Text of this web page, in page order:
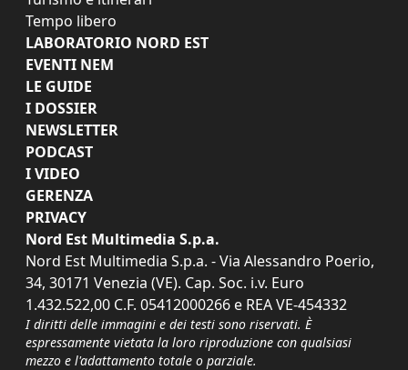
Tempo libero
LABORATORIO NORD EST
EVENTI NEM
LE GUIDE
I DOSSIER
NEWSLETTER
PODCAST
I VIDEO
GERENZA
PRIVACY
Nord Est Multimedia S.p.a.
Nord Est Multimedia S.p.a. - Via Alessandro Poerio,
34, 30171 Venezia (VE). Cap. Soc. i.v. Euro
1.432.522,00 C.F. 05412000266 e REA VE-454332
I diritti delle immagini e dei testi sono riservati. È
espressamente vietata la loro riproduzione con qualsiasi
mezzo e l'adattamento totale o parziale.